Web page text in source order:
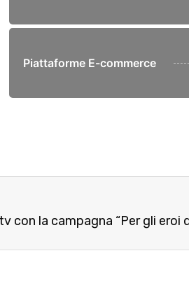
Piattaforme E-commerce
con la campagna “Per gli eroi